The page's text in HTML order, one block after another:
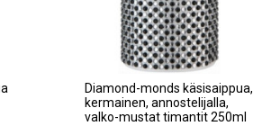
Diamond-monds käsisaippua,
kermainen, annostelijalla,
valko-mustat timantit 250ml